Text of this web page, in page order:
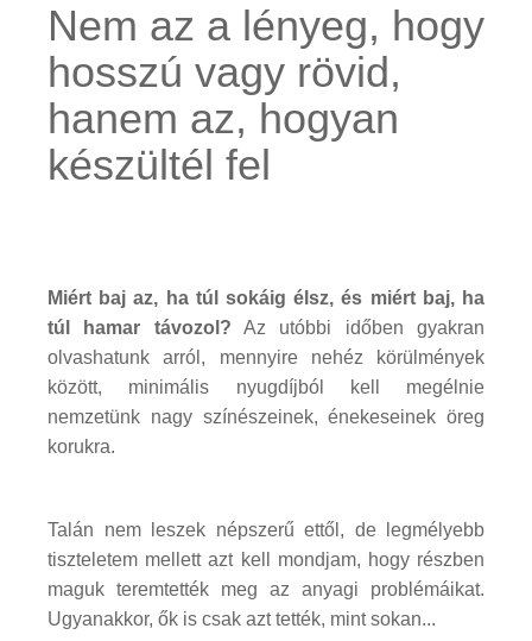
Nem az a lényeg, hogy
hosszú vagy rövid,
hanem az, hogyan
készültél fel
Miért baj az, ha túl sokáig élsz, és miért baj, ha
túl hamar távozol? Az utóbbi időben gyakran
olvashatunk arról, mennyire nehéz körülmények
között, minimális nyugdíjból kell megélnie
nemzetünk nagy színészeinek, énekeseinek öreg
korukra.
Talán nem leszek népszerű ettől, de legmélyebb
tiszteletem mellett azt kell mondjam, hogy részben
maguk teremtették meg az anyagi problémáikat.
Ugyanakkor, ők is csak azt tették, mint sokan...